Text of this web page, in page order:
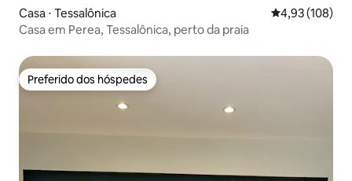
Casa ⋅ Tessalônica 4,93 de uma
4,93 (108)
Casa em Perea, Tessalônica, perto da praia
Preferido dos hóspedes
Preferido dos hóspedes